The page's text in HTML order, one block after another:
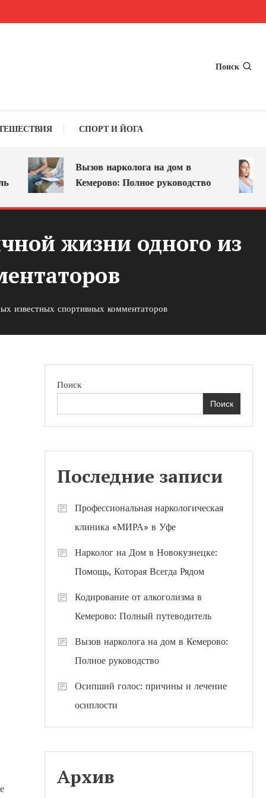
Поиск
СПОРТ И ЙОГА
Вызов нарколога на дом в
Кемерово: Полное руководство
жизни одного из
известных спортивных комментаторов
Поиск
Поиск
Последние записи
Профессиональная наркологическая
клиника «МИРА» в Уфе
Нарколог на Дом в Новокузнецке:
Помощь, Которая Всегда Рядом
Кодирование от алкоголизма в
Кемерово: Полный путеводитель
Вызов нарколога на дом в Кемерово:
Полное руководство
Осипший голос: причины и лечение
осиплости
Архив